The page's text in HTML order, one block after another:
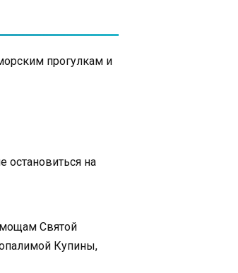
прогулкам и
остановиться на
Святой
Купины,